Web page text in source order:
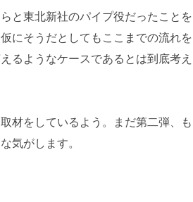
と東北新社のパイプ役だったことを
にそうだとしてもここまでの流れを
るようなケースであるとは到底考え
材をしているよう。まだ第二弾、も
気がします。